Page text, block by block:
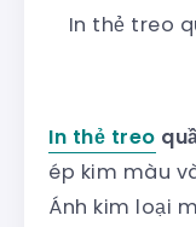
In thẻ treo
In thẻ treo
ép kim màu
Ánh kim loại